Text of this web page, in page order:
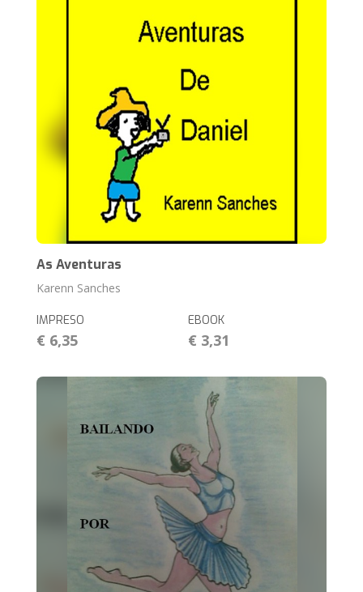
As Aventuras
Karenn Sanches
IMPRESO
€ 6,35
EBOOK
€ 3,31